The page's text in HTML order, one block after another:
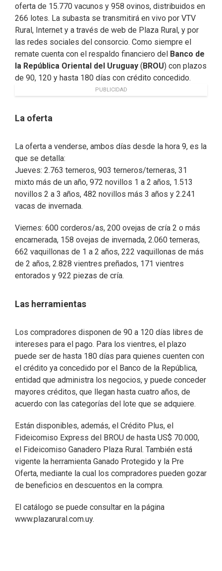
oferta de 15.770 vacunos y 958 ovinos, distribuidos en
266 lotes. La subasta se transmitirá en vivo por VTV
Rural, Internet y a través de web de Plaza Rural, y por
las redes sociales del consorcio. Como siempre el
remate cuenta con el respaldo financiero del Banco de
la República Oriental del Uruguay (BROU) con plazos
de 90, 120 y hasta 180 días con crédito concedido.
PUBLICIDAD
La oferta
La oferta a venderse, ambos días desde la hora 9, es la
que se detalla:
Jueves: 2.763 terneros, 903 terneros/terneras, 31
mixto más de un año, 972 novillos 1 a 2 años, 1.513
novillos 2 a 3 años, 482 novillos más 3 años y 2.241
vacas de invernada.
Viernes: 600 corderos/as, 200 ovejas de cría 2 o más
encarnerada, 158 ovejas de invernada, 2.060 terneras,
662 vaquillonas de 1 a 2 años, 222 vaquillonas de más
de 2 años, 2.828 vientres preñados, 171 vientres
entorados y 922 piezas de cría.
Las herramientas
Los compradores disponen de 90 a 120 días libres de
intereses para el pago. Para los vientres, el plazo
puede ser de hasta 180 días para quienes cuenten con
el crédito ya concedido por el Banco de la República,
entidad que administra los negocios, y puede conceder
mayores créditos, que llegan hasta cuatro años, de
acuerdo con las categorías del lote que se adquiere.
Están disponibles, además, el Crédito Plus, el
Fideicomiso Express del BROU de hasta US$ 70.000,
el Fideicomiso Ganadero Plaza Rural. También está
vigente la herramienta Ganado Protegido y la Pre
Oferta, mediante la cual los compradores pueden gozar
de beneficios en descuentos en la compra.
El catálogo se puede consultar en la página
www.plazarural.com.uy.